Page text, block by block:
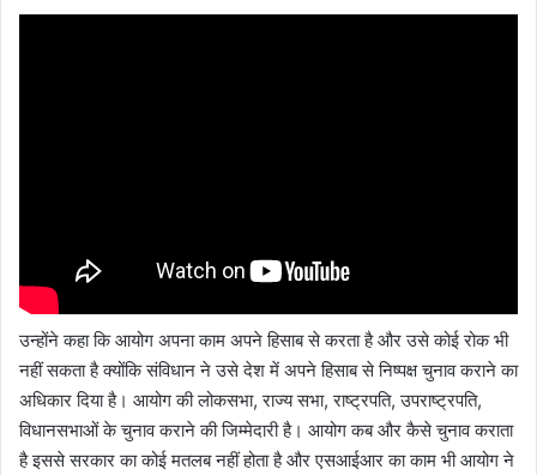
उन्होंने कहा कि आयोग अपना काम अपने हिसाब से करता है और उसे कोई रोक भी
नहीं सकता है क्योंकि संविधान ने उसे देश में अपने हिसाब से निष्पक्ष चुनाव कराने का
अधिकार दिया है। आयोग की लोकसभा, राज्य सभा, राष्ट्रपति, उपराष्ट्रपति,
विधानसभाओं के चुनाव कराने की जिम्मेदारी है। आयोग कब और कैसे चुनाव कराता
है इससे सरकार का कोई मतलब नहीं होता है और एसआईआर का काम भी आयोग ने